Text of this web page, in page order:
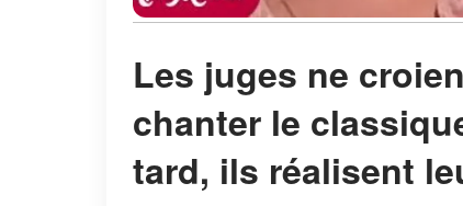
Les juges ne
chanter le
tard, ils réalisent